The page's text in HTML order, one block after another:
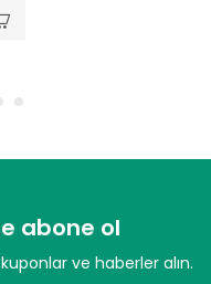
abone ol
ve haberler alın.